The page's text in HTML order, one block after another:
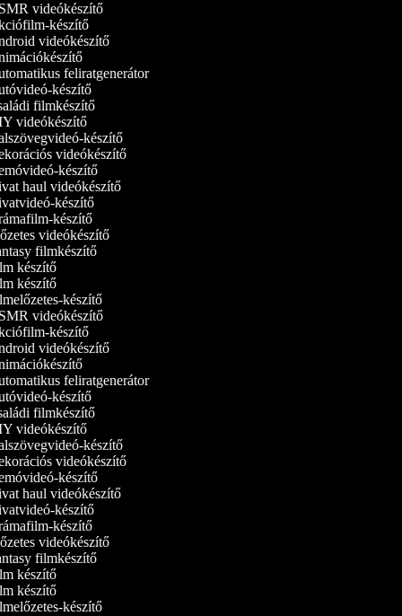
videókészítő
készítő
videókészítő
feliratgenerátor
készítő
filmkészítő
videókészítő
készítő
videókészítő
haul videókészítő
készítő
készítő
videókészítő
filmkészítő
készítő
készítő
készítő
videókészítő
készítő
videókészítő
feliratgenerátor
készítő
filmkészítő
videókészítő
készítő
videókészítő
haul videókészítő
készítő
készítő
videókészítő
filmkészítő
készítő
készítő
készítő